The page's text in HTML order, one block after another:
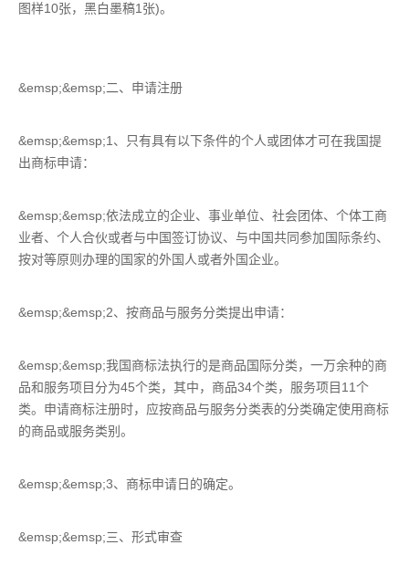
图样10张，黑白墨稿1张)。
&emsp;&emsp;二、申请注册
&emsp;&emsp;1、只有具有以下条件的个人或团体才可在我国提
出商标申请：
&emsp;&emsp;依法成立的企业、事业单位、社会团体、个体工商
业者、个人合伙或者与中国签订协议、与中国共同参加国际条约、
按对等原则办理的国家的外国人或者外国企业。
&emsp;&emsp;2、按商品与服务分类提出申请：
&emsp;&emsp;我国商标法执行的是商品国际分类，一万余种的商
品和服务项目分为45个类，其中，商品34个类，服务项目11个
类。申请商标注册时，应按商品与服务分类表的分类确定使用商标
的商品或服务类别。
&emsp;&emsp;3、商标申请日的确定。
&emsp;&emsp;三、形式审查